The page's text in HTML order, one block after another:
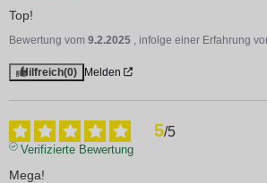
Top!
Bewertung vom 9.2.2025 , infolge einer Erfahrung
Hilfreich(0) Melden
5/5
Verifizierte Bewertung
Mega!